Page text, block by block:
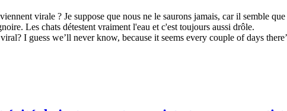
virale ? Je suppose que nous ne le saurons jamais, car il semble
Les chats détestent vraiment l'eau et c'est toujours aussi drôle.
I guess we’ll never know, because it seems every couple of days